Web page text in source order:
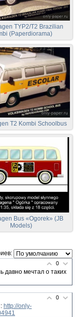
TYP2/T2 Brazilian
(Paperdiorama)
T2 Kombi Schoolbus
Bus «Ogorek» (JB
Models)
0
давно мечтал о таких
0
http://only-